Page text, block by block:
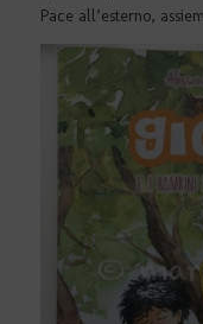
Pace all’esterno,